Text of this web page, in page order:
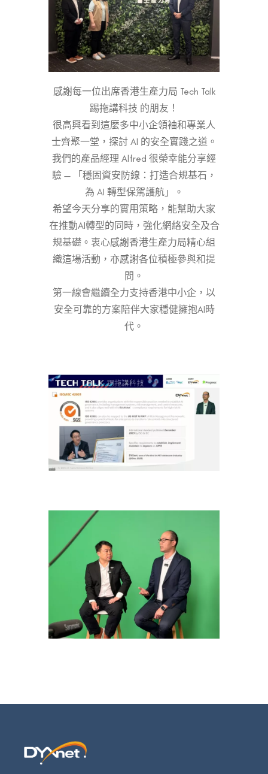
感謝每一位出席香港生產力局 Tech Talk
踢拖講科技 的朋友！
很高興看到這麼多中小企領袖和專業人
士齊聚一堂，探討 AI 的安全實踐之道。
我們的產品經理 Alfred 很榮幸能分享經
驗 — 「穩固資安防線：打造合規基石，
為 AI 轉型保駕護航」。
希望今天分享的實用策略，能幫助大家
在推動AI轉型的同時，強化網絡安全及合
規基礎。衷心感謝香港生產力局精心組
織這場活動，亦感謝各位積極參與和提
問。
第一線會繼續全力支持香港中小企，以
安全可靠的方案陪伴大家穩健擁抱AI時
代。